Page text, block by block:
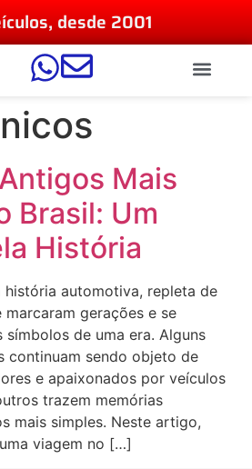
desde 2001
Mais
Brasil: Um
História
história automotiva, repleta de
gerações e se
de uma era. Alguns
continuam sendo objeto de
e apaixonados por veículos
trazem memórias
mais simples. Neste artigo,
viagem no […]